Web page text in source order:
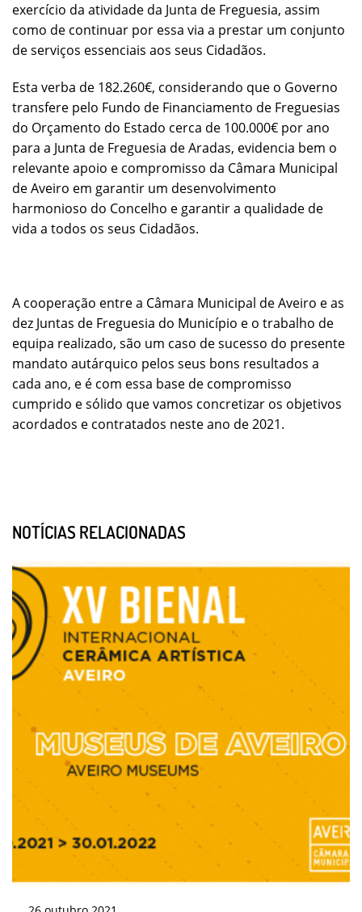
exercício da atividade da Junta de Freguesia, assim
como de continuar por essa via a prestar um conjunto
de serviços essenciais aos seus Cidadãos.
Esta verba de 182.260€, considerando que o Governo
transfere pelo Fundo de Financiamento de Freguesias
do Orçamento do Estado cerca de 100.000€ por ano
para a Junta de Freguesia de Aradas, evidencia bem o
relevante apoio e compromisso da Câmara Municipal
de Aveiro em garantir um desenvolvimento
harmonioso do Concelho e garantir a qualidade de
vida a todos os seus Cidadãos.
A cooperação entre a Câmara Municipal de Aveiro e as
dez Juntas de Freguesia do Município e o trabalho de
equipa realizado, são um caso de sucesso do presente
mandato autárquico pelos seus bons resultados a
cada ano, e é com essa base de compromisso
cumprido e sólido que vamos concretizar os objetivos
acordados e contratados neste ano de 2021.
NOTÍCIAS RELACIONADAS